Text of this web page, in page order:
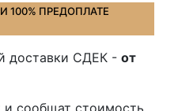
100% ПРЕДОПЛАТЕ
доставки СДЕК - от
сообщат стоимость